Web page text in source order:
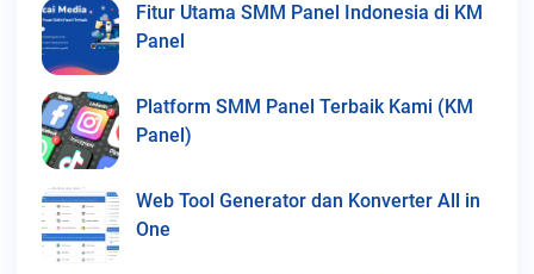
Fitur Utama SMM Panel Indonesia di KM
Panel
Platform SMM Panel Terbaik Kami (KM
Panel)
Web Tool Generator dan Konverter All in
One